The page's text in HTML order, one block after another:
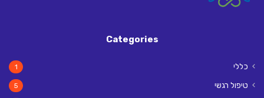
Categories
כללי 1
טיפול רגשי 5